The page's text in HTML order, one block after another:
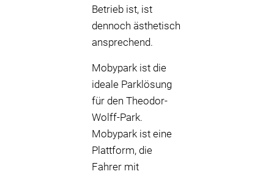
Betrieb ist, ist
dennoch ästhetisch
ansprechend.
Mobypark ist die
ideale Parklösung
für den Theodor-
Wolff-Park.
Mobypark ist eine
Plattform, die
Fahrer mit